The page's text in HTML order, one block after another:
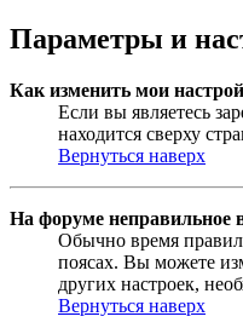
Параметры и
Как изменить мои
Если вы являетесь
находится сверху
Вернуться наверх
На форуме неправильное
Обычно время
поясах. Вы можете
других настроек,
Вернуться наверх